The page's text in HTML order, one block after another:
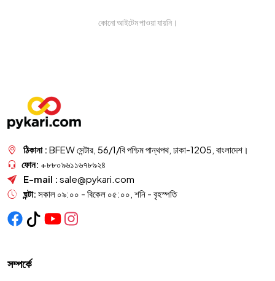
কোনো আইটেম পাওয়া যায়নি।
ঠিকানা : BFEW সেন্টার, 56/1/বি পশ্চিম পান্থপথ, ঢাকা-1205, বাংলাদেশ।
ফোন: +৮৮০৯৬১১৬৭৮৯২৪
E-mail : sale@pykari.com
ঘন্টা: সকাল ০৯:০০ - বিকেল ০৫:০০, শনি - বৃহস্পতি
সম্পর্কে